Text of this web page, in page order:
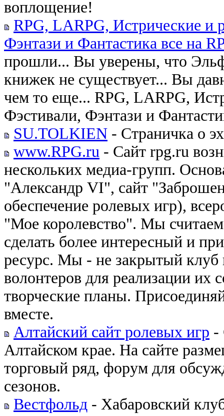
воплощение!
RPG, LARPG, Истрические и
Фэнтази и Фантастика все на
прошли... Вы уверены, что
книжек не существует... Вы
чем то еще... RPG, LARPG,
Фэстивали, Фэнтази и
SU.TOLKIEN - Страничка о
www.RPG.ru - Сайт rpg.ru
нескольких медиа-групп.
"Александр VI", сайт
обеспечение ролевых игр),
"Мое королевство". Мы
сделать более интересный и
ресурс. Мы - не закрытый клуб
волонтеров для реализации
творческие планы.
вместе.
Алтайский сайт ролевых игр -
Алтайском крае. На сайте
торговый ряд, форум для
сезонов.
Вестфольд - Хабаровский